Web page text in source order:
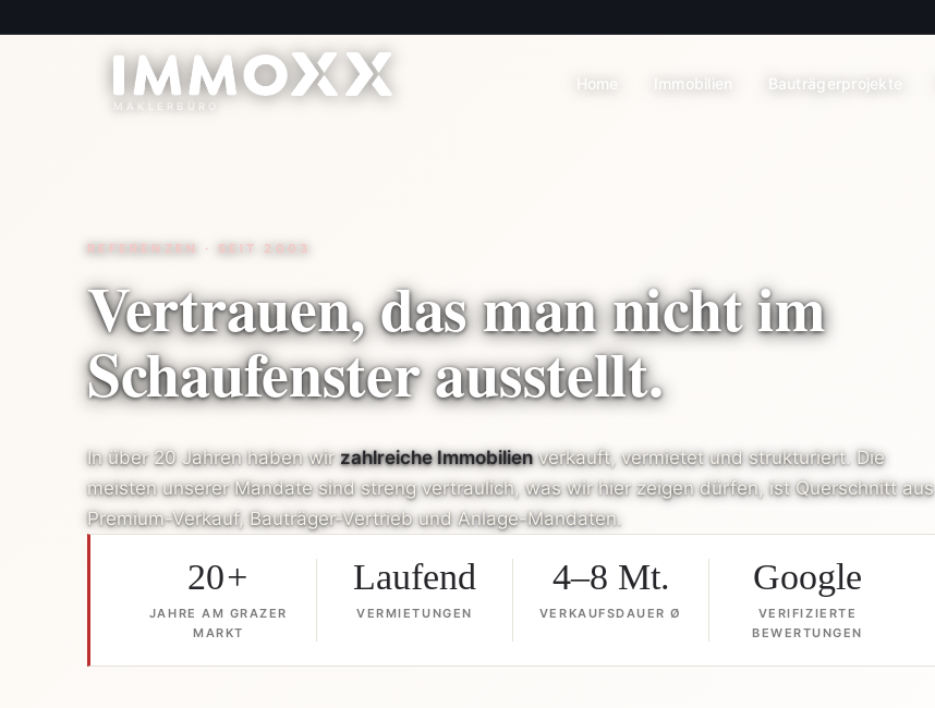
Home Immobilien Bauträgerprojekte
REFERENZEN · SEIT 2003
Vertrauen, das man nicht im
Schaufenster ausstellt.
In über 20 Jahren haben wirzahlreiche Immobilienverkauft, vermietet und strukturiert. Die
meisten unserer Mandate sind streng vertraulich, was wir hier zeigen dürfen, ist Querschnitt aus
Premium-Verkauf, Bauträger-Vertrieb und Anlage-Mandaten.
20+
JAHRE AM GRAZER
MARKT
Laufend
VERMIETUNGEN
4–8 Mt.
VERKAUFSDAUER Ø
Google
VERIFIZIERTE
BEWERTUNGEN